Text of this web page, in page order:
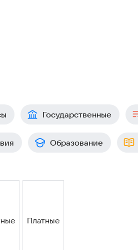
Государственные
Образование
Платные